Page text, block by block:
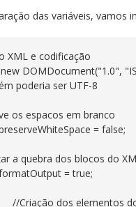
das variáveis, vamos
XML e codificação
DOMDocument("1.0",
poderia ser UTF-8
os espacos em branco
= false;
a quebra dos blocos do
= true;